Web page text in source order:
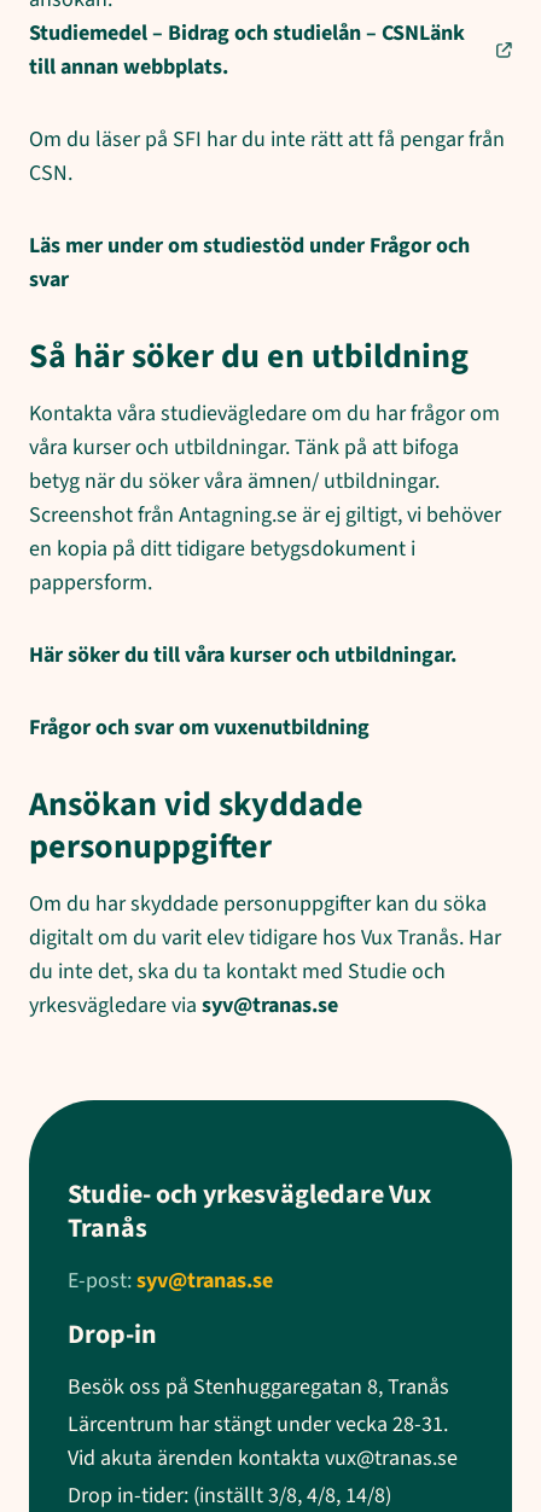
Studiemedel – Bidrag och studielån – CSNLänk
till annan webbplats.
Om du läser på SFI har du inte rätt att få pengar från
CSN.
Läs mer under om studiestöd under Frågor och
svar
Så här söker du en utbildning
Kontakta våra studievägledare om du har frågor om
våra kurser och utbildningar. Tänk på att bifoga
betyg när du söker våra ämnen/ utbildningar.
Screenshot från Antagning.se är ej giltigt, vi behöver
en kopia på ditt tidigare betygsdokument i
pappersform.
Här söker du till våra kurser och utbildningar.
Frågor och svar om vuxenutbildning
Ansökan vid skyddade
personuppgifter
Om du har skyddade personuppgifter kan du söka
digitalt om du varit elev tidigare hos Vux Tranås. Har
du inte det, ska du ta kontakt med Studie och
yrkesvägledare via syv@tranas.se
Studie- och yrkesvägledare Vux
Tranås
E-post:syv@tranas.se
Drop-in
Besök oss på Stenhuggaregatan 8, Tranås
Lärcentrum har stängt under vecka 28-31.
Vid akuta ärenden kontakta vux@tranas.se
Drop in-tider: (inställt 3/8, 4/8, 14/8)